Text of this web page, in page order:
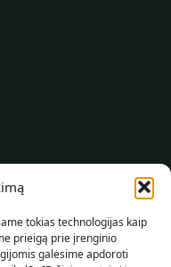
tokias technologijas kaip
prieigą prie įrenginio
galėsime apdoroti